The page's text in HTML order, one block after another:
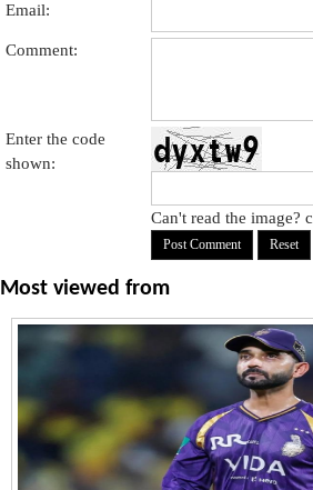
Email:
Comment:
Enter the code
shown:
Can't read the image?
Most viewed from